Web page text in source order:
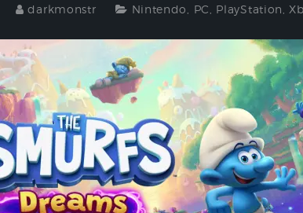
darkmonstr Nintendo PC PlayStation